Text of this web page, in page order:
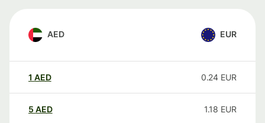
AED EUR
1 AED 0.24 EUR
5 AED 1.18 EUR